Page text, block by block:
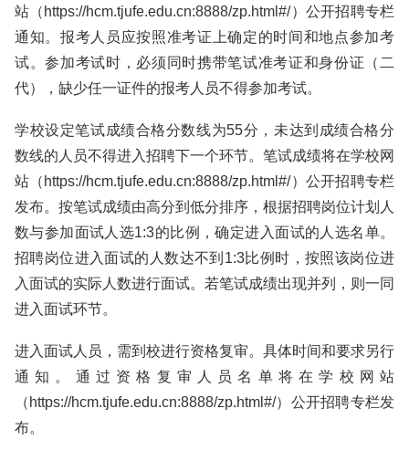
站（https://hcm.tjufe.edu.cn:8888/zp.html#/）公开招聘专栏
通知。报考人员应按照准考证上确定的时间和地点参加考
试。参加考试时，必须同时携带笔试准考证和身份证（二
代），缺少任一证件的报考人员不得参加考试。
学校设定笔试成绩合格分数线为55分，未达到成绩合格分
数线的人员不得进入招聘下一个环节。笔试成绩将在学校网
站（https://hcm.tjufe.edu.cn:8888/zp.html#/）公开招聘专栏
发布。按笔试成绩由高分到低分排序，根据招聘岗位计划人
数与参加面试人选1:3的比例，确定进入面试的人选名单。
招聘岗位进入面试的人数达不到1:3比例时，按照该岗位进
入面试的实际人数进行面试。若笔试成绩出现并列，则一同
进入面试环节。
进入面试人员，需到校进行资格复审。具体时间和要求另行
通知。通过资格复审人员名单将在学校网站
（https://hcm.tjufe.edu.cn:8888/zp.html#/）公开招聘专栏发
布。